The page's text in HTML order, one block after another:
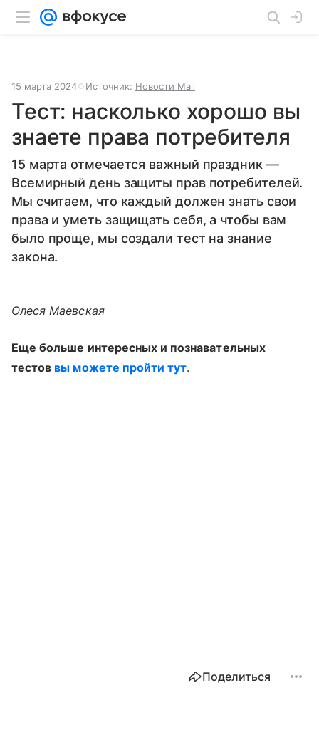
15 марта 2024 Источник: Новости Mail
Тест: насколько хорошо вы
знаете права потребителя
15 марта отмечается важный праздник —
Всемирный день защиты прав потребителей.
Мы считаем, что каждый должен знать свои
права и уметь защищать себя, а чтобы вам
было проще, мы создали тест на знание
закона.
Олеся Маевская
Еще больше интересных и познавательных
тестов вы можете пройти тут.
Поделиться